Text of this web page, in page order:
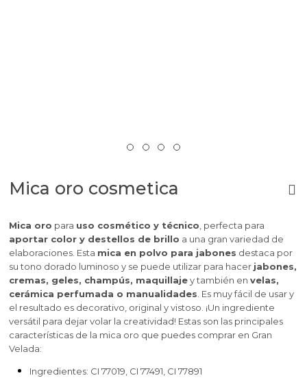
Mica oro cosmetica
Mica oro para uso cosmético y técnico , perfecta para
aportar color y destellos de brillo a una gran variedad de
elaboraciones. Esta mica en polvo para jabones destaca por
su tono dorado luminoso y se puede utilizar para hacer jabones,
cremas, geles, champús, maquillajey también en velas,
cerámica perfumada o manualidades . Es muy fácil de usar y
el resultado es decorativo, original y vistoso. ¡Un ingrediente
versátil para dejar volar la creatividad! Estas son las principales
características de la mica oro que puedes comprar en Gran
Velada:
Ingredientes: CI 77019, CI 77491, CI 77891